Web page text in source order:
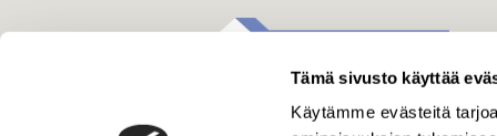
Tämä sivusto käyttää
Käytämme evästeitä